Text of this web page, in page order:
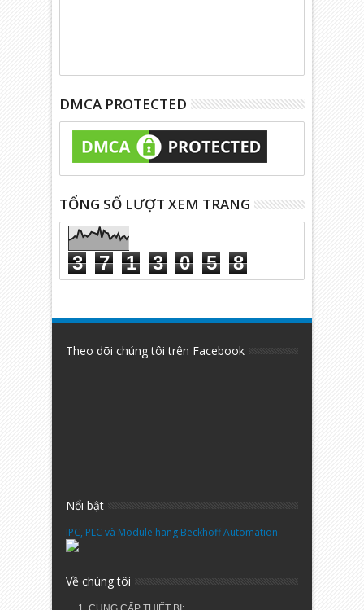
DMCA PROTECTED
TỔNG SỐ LƯỢT XEM TRANG
3 7 1 3 0 5 8
Theo dõi chúng tôi trên Facebook
Nổi bật
IPC, PLC và Module hãng Beckhoff Automation
Về chúng tôi